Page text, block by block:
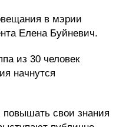
в мэрии
Елена Буйневич.
из 30 человек
начнутся
свои знания